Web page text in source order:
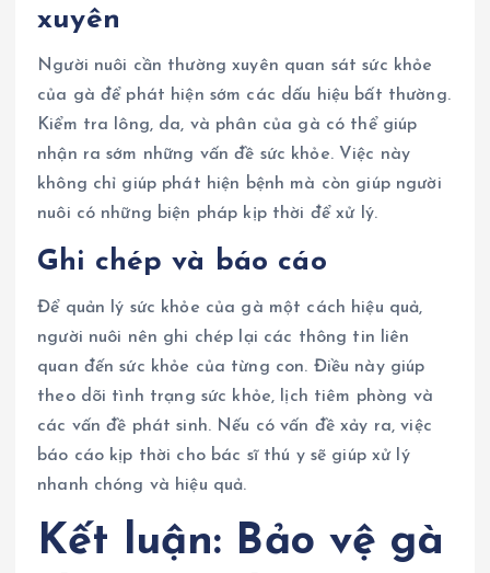
xuyên
Người nuôi cần thường xuyên quan sát sức khỏe
của gà để phát hiện sớm các dấu hiệu bất thường.
Kiểm tra lông, da, và phân của gà có thể giúp
nhận ra sớm những vấn đề sức khỏe. Việc này
không chỉ giúp phát hiện bệnh mà còn giúp người
nuôi có những biện pháp kịp thời để xử lý.
Ghi chép và báo cáo
Để quản lý sức khỏe của gà một cách hiệu quả,
người nuôi nên ghi chép lại các thông tin liên
quan đến sức khỏe của từng con. Điều này giúp
theo dõi tình trạng sức khỏe, lịch tiêm phòng và
các vấn đề phát sinh. Nếu có vấn đề xảy ra, việc
báo cáo kịp thời cho bác sĩ thú y sẽ giúp xử lý
nhanh chóng và hiệu quả.
Kết luận: Bảo vệ gà